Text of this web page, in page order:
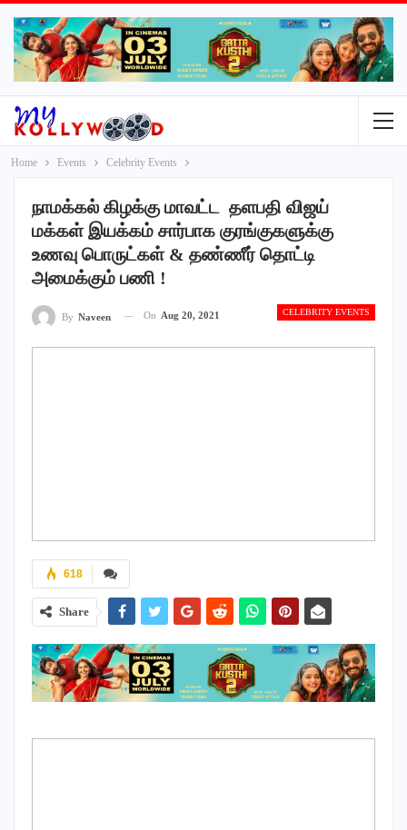
Home Events Celebrity Events
நாமக்கல் கிழக்கு மாவட்ட தளபதி விஜய்
மக்கள் இயக்கம் சார்பாக குரங்குகளுக்கு
உணவு பொருட்கள் & தண்ணீர் தொட்டி
அமைக்கும் பணி !
CELEBRITY EVENTS
By Naveen On Aug 20, 2021
618
Share